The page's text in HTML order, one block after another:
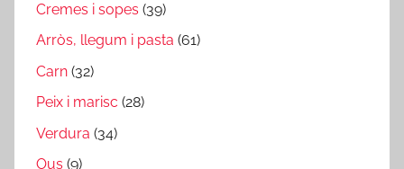
Cremes i sopes (39)
Arròs, llegum i pasta (61)
Carn (32)
Peix i marisc (28)
Verdura (34)
Ous (9)